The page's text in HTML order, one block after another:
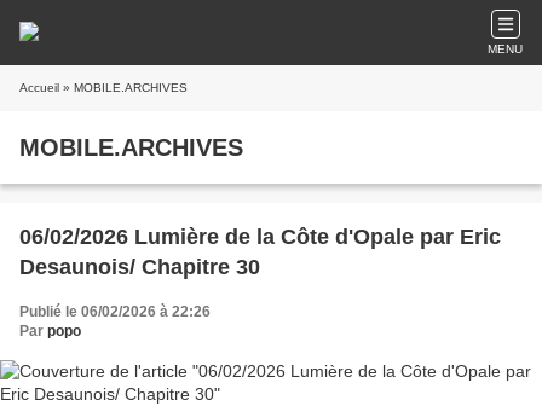
MENU
Accueil » MOBILE.ARCHIVES
MOBILE.ARCHIVES
06/02/2026 Lumière de la Côte d'Opale par Eric
Desaunois/ Chapitre 30
Publié le 06/02/2026 à 22:26
Par popo